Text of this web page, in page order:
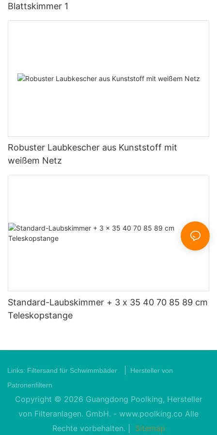
Blattskimmer 1
Robuster Laubkescher aus Kunststoff mit
weißem Netz
Standard-Laubskimmer + 3 x 35 40 70 85 89 cm
Teleskopstange
Links: Filtersand für Schwimmbäder
Hersteller von
Patronenfiltern
Copyright © 2026 Guangdong Poolking, Hersteller
von Filteranlagen. GmbH. - www.poolking.co Alle
Rechte vorbehalten. |
Sitemap